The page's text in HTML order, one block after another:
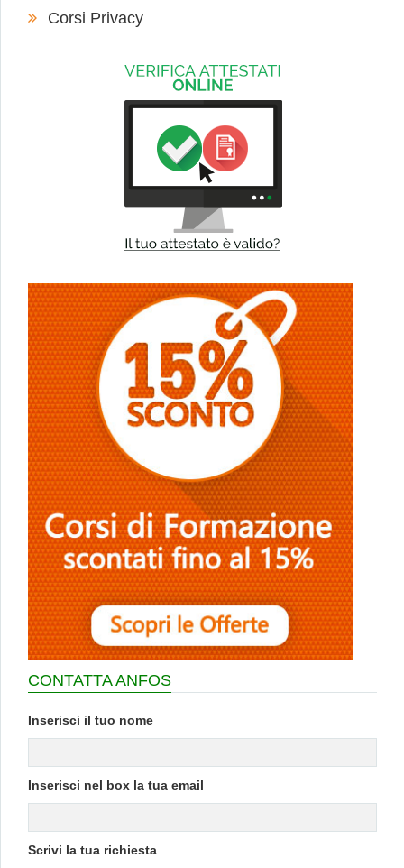
Corsi Privacy
CONTATTA ANFOS
Inserisci il tuo nome
Inserisci nel box la tua email
Scrivi la tua richiesta